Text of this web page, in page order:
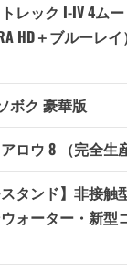
レック I-IV 4ム
HD＋ブルーレ
ボク 豪華版
ロウ 8 （完全生
スタンド】非接
ォーター・新型